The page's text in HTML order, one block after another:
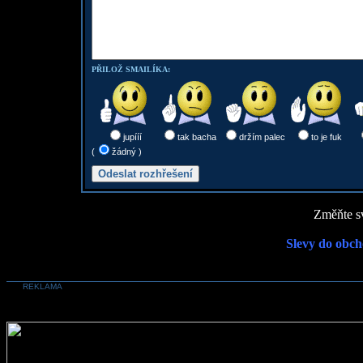
PŘILOŽ SMAILÍKA:
jupííí tak bacha držím palec
to je fuk
(
žádný )
Změňte
Slevy do
REKLAMA